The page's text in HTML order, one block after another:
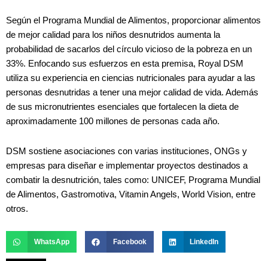
Según el Programa Mundial de Alimentos, proporcionar alimentos
de mejor calidad para los niños desnutridos aumenta la
probabilidad de sacarlos del círculo vicioso de la pobreza en un
33%. Enfocando sus esfuerzos en esta premisa, Royal DSM
utiliza su experiencia en ciencias nutricionales para ayudar a las
personas desnutridas a tener una mejor calidad de vida. Además
de sus micronutrientes esenciales que fortalecen la dieta de
aproximadamente 100 millones de personas cada año.
DSM sostiene asociaciones con varias instituciones, ONGs y
empresas para diseñar e implementar proyectos destinados a
combatir la desnutrición, tales como: UNICEF, Programa Mundial
de Alimentos, Gastromotiva, Vitamin Angels, World Vision, entre
otros.
WhatsApp Facebook LinkedIn